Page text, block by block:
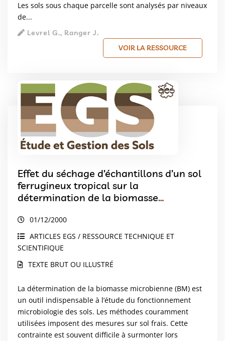
Les sols sous chaque parcelle sont analysés par niveaux
de...
Levrel G., Ranger J.
VOIR LA RESSOURCE
Effet du séchage d’échantillons d’un sol
ferrugineux tropical sur la
détermination de la biomasse
méthodes biocidales de référence
01/12/2000
ARTICLES EGS / RESSOURCE TECHNIQUE ET
SCIENTIFIQUE
TEXTE BRUT OU ILLUSTRÉ
La détermination de la biomasse microbienne (BM) est
un outil indispensable à l’étude du fonctionnement
microbiologie des sols. Les méthodes couramment
utilisées imposent des mesures sur sol frais. Cette
contrainte est souvent difficile à surmonter lors